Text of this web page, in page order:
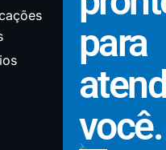
para
você.